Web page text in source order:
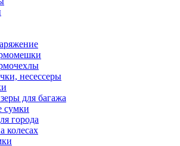
несессеры
для багажа
сумки
города
колесах